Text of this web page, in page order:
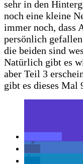
sehr in den
noch eine kleine
immer noch, dass
persönlich
die beiden sind
Natürlich gibt es
aber Teil 3
gibt es dieses Mal